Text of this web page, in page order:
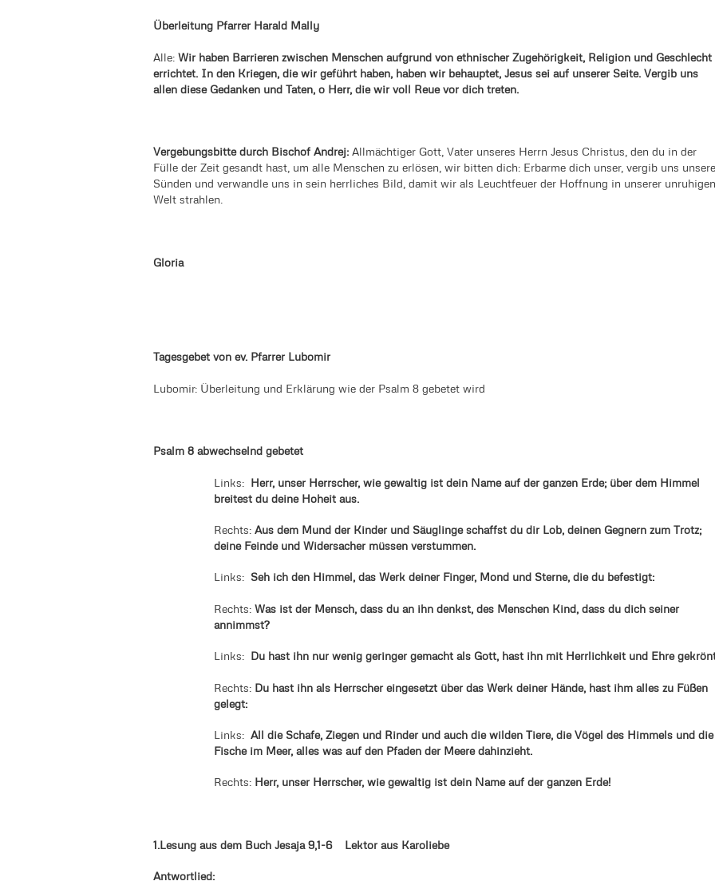
Überleitung Pfarrer Harald Mally
Alle: Wir haben Barrieren zwischen Menschen aufgrund von ethnischer Zugehörigkeit, Religion und Geschlecht
errichtet. In den Kriegen, die wir geführt haben, haben wir behauptet, Jesus sei auf unserer Seite. Vergib uns
allen diese Gedanken und Taten, o Herr, die wir voll Reue vor dich treten.
Vergebungsbitte durch Bischof Andrej: Allmächtiger Gott, Vater unseres Herrn Jesus Christus, den du in der
Fülle der Zeit gesandt hast, um alle Menschen zu erlösen, wir bitten dich: Erbarme dich unser, vergib uns unsere
Sünden und verwandle uns in sein herrliches Bild, damit wir als Leuchtfeuer der Hoffnung in unserer unruhigen
Welt strahlen.
Gloria
Tagesgebet von ev. Pfarrer Lubomir
Lubomir: Überleitung und Erklärung wie der Psalm 8 gebetet wird
Psalm 8 abwechselnd gebetet
Links: Herr, unser Herrscher, wie gewaltig ist dein Name auf der ganzen Erde; über dem Himmel
breitest du deine Hoheit aus.
Rechts:Aus dem Mund der Kinder und Säuglinge schaffst du dir Lob, deinen Gegnern zum Trotz;
deine Feinde und Widersacher müssen verstummen.
Links:Seh ich den Himmel, das Werk deiner Finger, Mond und Sterne, die du befestigt:
Rechts:Was ist der Mensch, dass du an ihn denkst, des Menschen Kind, dass du dich seiner
annimmst?
Links:Du hast ihn nur wenig geringer gemacht als Gott, hast ihn mit Herrlichkeit und Ehre
Rechts:Du hast ihn als Herrscher eingesetzt über das Werk deiner Hände, hast ihm alles zu Füßen
gelegt:
Links:All die Schafe, Ziegen und Rinder und auch die wilden Tiere, die Vögel des Himmels und die
Fische im Meer, alles was auf den Pfaden der Meere dahinzieht.
Rechts:Herr, unser Herrscher, wie gewaltig ist dein Name auf der ganzen Erde!
1.Lesung aus dem Buch Jesaja 9,1-6 Lektor aus Karoliebe
Antwortlied: